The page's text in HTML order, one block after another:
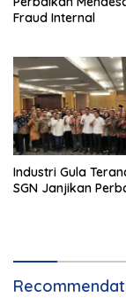
Fraud Internal
Industri Gula
SGN Janjikan